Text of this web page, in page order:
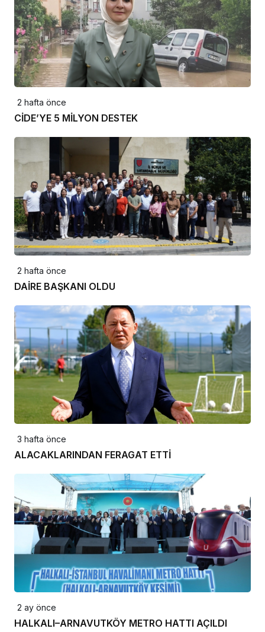
2 hafta önce
CİDE’YE 5 MİLYON DESTEK
2 hafta önce
DAİRE BAŞKANI OLDU
3 hafta önce
ALACAKLARINDAN FERAGAT ETTİ
2 ay önce
HALKALI–ARNAVUTKÖY METRO HATTI AÇILDI